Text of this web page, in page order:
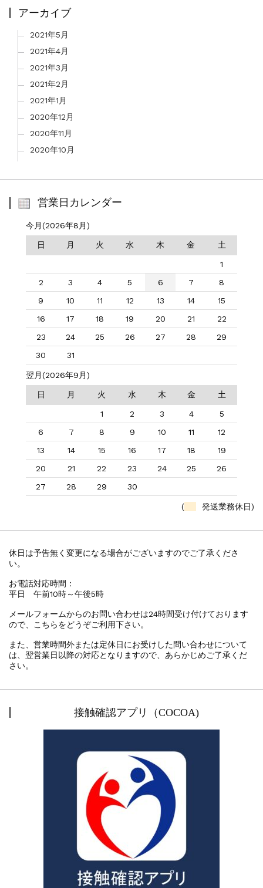
アーカイブ
2021年5月
2021年4月
2021年3月
2021年2月
2021年1月
2020年12月
2020年11月
2020年10月
営業日カレンダー
今月(2026年8月)
日 月 火 水 木 金 土
1
2
3 4 5 6 7
8
9
10 11 12 13 14
15
16
17 18 19 20 21
22
23
24 25 26 27 28
29
30
31
翌月(2026年9月)
日 月 火 水 木 金 土
1 2 3 4
5
6
7 8 9 10 11
12
13
14 15 16 17 18
19
20
21 22 23 24 25
26
27
28 29 30
( 発送業務休日)
休日は予告無く変更になる場合がございますのでご了承くださ
い。
お電話対応時間：
平日 午前10時～午後5時
メールフォームからのお問い合わせは24時間受け付けております
ので、こちらをどうぞご利用下さい。
また、営業時間外または定休日にお受けした問い合わせについて
は、翌営業日以降の対応となりますので、あらかじめご了承くだ
さい。
接触確認アプリ（COCOA)